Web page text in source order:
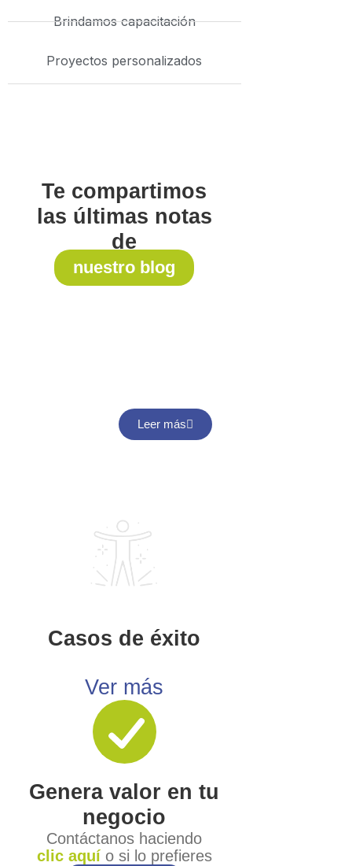
Brindamos capacitación
Proyectos personalizados
Te compartimos
las últimas notas
de
nuestro blog
Leer más
Casos de éxito
Ver más
Genera valor en tu
negocio
Contáctanos haciendo
clic aquío si lo prefieres